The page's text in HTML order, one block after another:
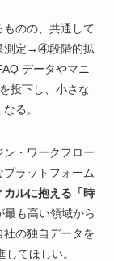
のの、共通して
測定→④段階的拡
データやマニ
投下し、小さな
る。
・ワークフロー
ラットフォーム
カルに抱える「時
も高い領域から
の独自データを
てほしい。